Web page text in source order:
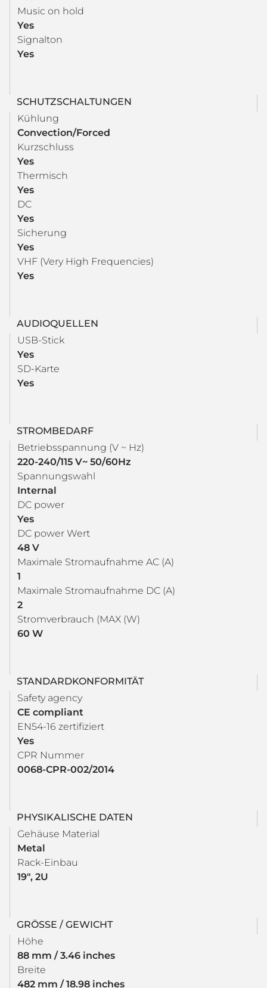
Music on hold
Yes
Signalton
Yes
SCHUTZSCHALTUNGEN
Kühlung
Convection/Forced
Kurzschluss
Yes
Thermisch
Yes
DC
Yes
Sicherung
Yes
VHF (Very High Frequencies)
Yes
AUDIOQUELLEN
USB-Stick
Yes
SD-Karte
Yes
STROMBEDARF
Betriebsspannung (V ~ Hz)
220-240/115 V~ 50/60Hz
Spannungswahl
Internal
DC power
Yes
DC power Wert
48 V
Maximale Stromaufnahme AC (A)
1
Maximale Stromaufnahme DC (A)
2
Stromverbrauch (MAX (W)
60 W
STANDARDKONFORMITÄT
Safety agency
CE compliant
EN54-16 zertifiziert
Yes
CPR Nummer
0068-CPR-002/2014
PHYSIKALISCHE DATEN
Gehäuse Material
Metal
Rack-Einbau
19", 2U
GRÖSSE / GEWICHT
Höhe
88 mm / 3.46 inches
Breite
482 mm / 18.98 inches